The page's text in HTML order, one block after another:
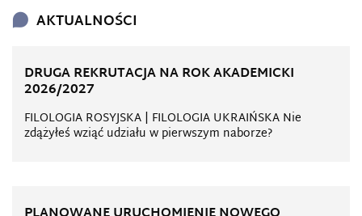
AKTUALNOŚCI
DRUGA REKRUTACJA NA ROK AKADEMICKI
2026/2027
FILOLOGIA ROSYJSKA | FILOLOGIA UKRAIŃSKA Nie
zdążyłeś wziąć udziału w pierwszym naborze?